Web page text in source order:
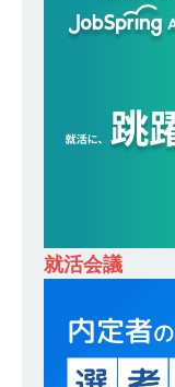
就活会議